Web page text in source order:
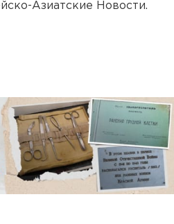
Азиатские Новости.